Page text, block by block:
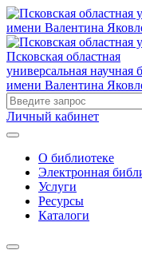
Псковская областная
универсальная научная
имени Валентина
Личный кабинет
О библиотеке
Электронная
Услуги
Ресурсы
Каталоги